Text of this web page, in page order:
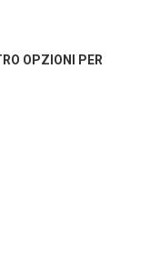
OPZIONI PER